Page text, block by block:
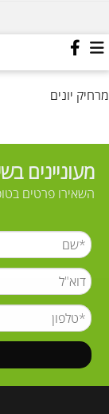
מרחיק יונים
מעוניינים
השאירו פרטים